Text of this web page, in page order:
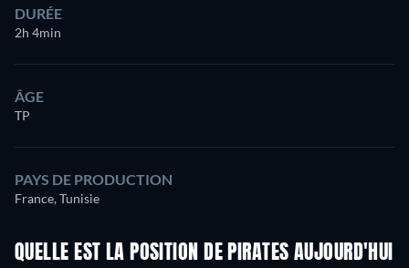
DURÉE
2h 4min
ÂGE
TP
PAYS DE PRODUCTION
France, Tunisie
QUELLE EST LA POSITION DE PIRATES AUJOURD'HUI